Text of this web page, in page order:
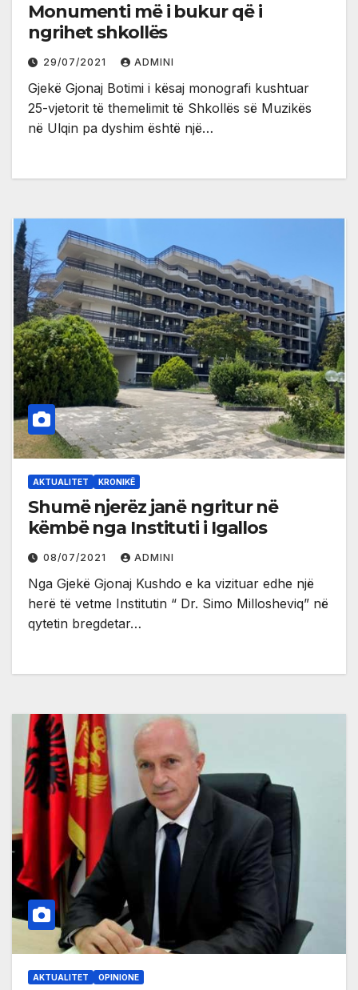
Monumenti më i bukur që i
ngrihet shkollës
29/07/2021 ADMINI
Gjekë Gjonaj Botimi i kësaj monografi kushtuar
25-vjetorit të themelimit të Shkollës së Muzikës
në Ulqin pa dyshim është një…
AKTUALITET KRONIKË
Shumë njerëz janë ngritur në
këmbë nga Instituti i Igallos
08/07/2021 ADMINI
Nga Gjekë Gjonaj Kushdo e ka vizituar edhe një
herë të vetme Institutin “ Dr. Simo Millosheviq” në
qytetin bregdetar…
AKTUALITET OPINIONE